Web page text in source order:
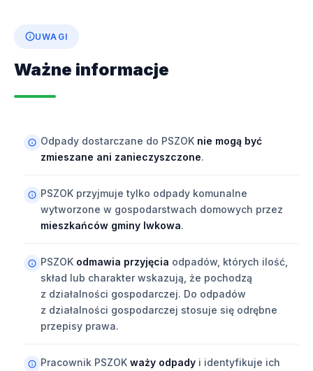
UWAGI
Ważne informacje
Odpady dostarczane do PSZOK nie mogą być
zmieszane ani zanieczyszczone.
PSZOK przyjmuje tylko odpady komunalne
wytworzone w gospodarstwach domowych przez
mieszkańców gminy Iwkowa.
PSZOK odmawia przyjęcia odpadów, których ilość,
skład lub charakter wskazują, że pochodzą
z działalności gospodarczej. Do odpadów
z działalności gospodarczej stosuje się odrębne
przepisy prawa.
Pracownik PSZOK waży odpady i identyfikuje ich